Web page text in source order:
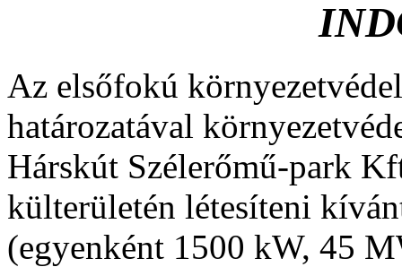
Az elsőfokú
határozatával
Hárskút Szélerőmű-park
külterületén létesíteni
(egyenként 1500 kW, 45